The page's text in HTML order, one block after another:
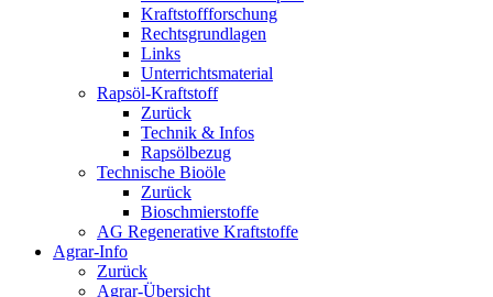
Kraftstoffforschung
Rechtsgrundlagen
Links
Unterrichtsmaterial
Rapsöl-Kraftstoff
Zurück
Technik & Infos
Rapsölbezug
Technische Bioöle
Zurück
Bioschmierstoffe
AG Regenerative Kraftstoffe
Agrar-Info
Zurück
Agrar-Übersicht